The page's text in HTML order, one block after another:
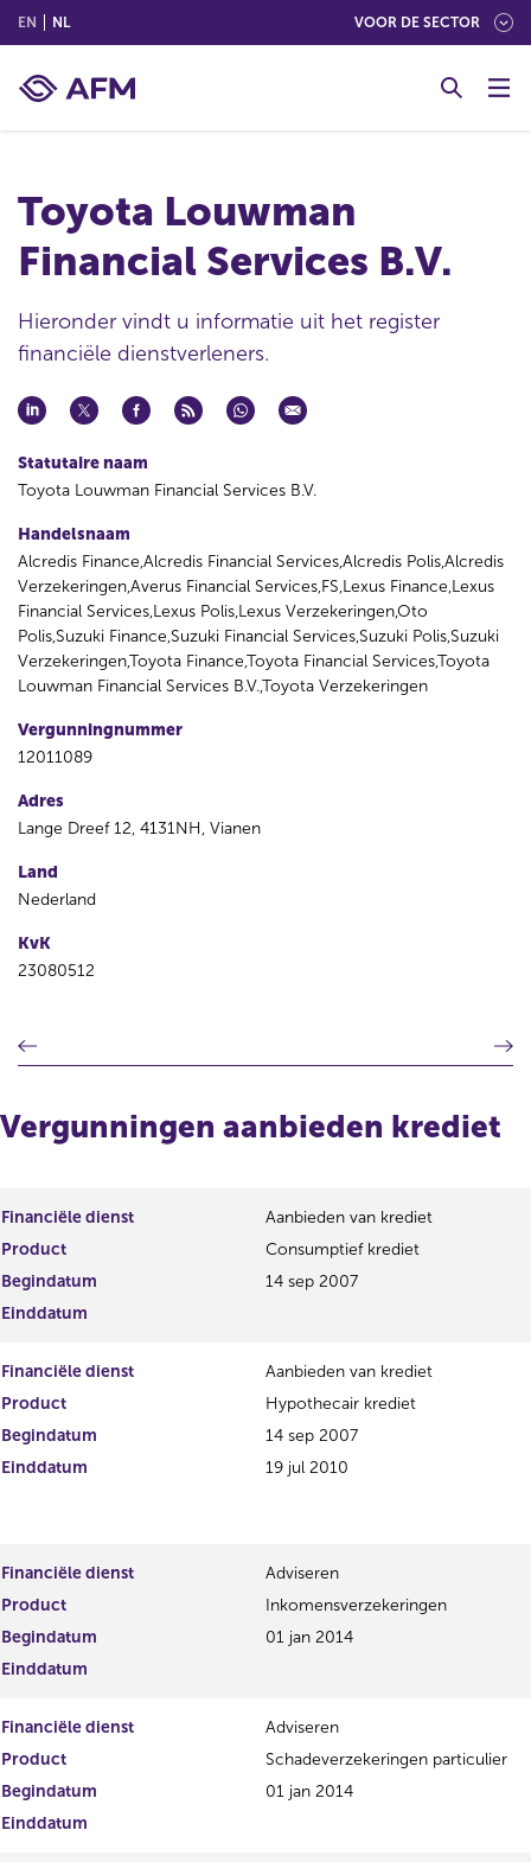
EN (ENGLISH)
NL(NEDERLANDS (NEDERLAND)) VOOR DE SECTOR
Toyota Louwman
Financial Services B.V.
Hieronder vindt u informatie uit het register
financiële dienstverleners.
Statutaire naam
Toyota Louwman Financial Services B.V.
Handelsnaam
Alcredis Finance,Alcredis Financial Services,Alcredis Polis,Alcredis
Verzekeringen,Averus Financial Services,FS,Lexus Finance,Lexus
Financial Services,Lexus Polis,Lexus Verzekeringen,Oto
Polis,Suzuki Finance,Suzuki Financial Services,Suzuki Polis,Suzuki
Verzekeringen,Toyota Finance,Toyota Financial Services,Toyota
Louwman Financial Services B.V.,Toyota Verzekeringen
Vergunningnummer
12011089
Adres
Lange Dreef 12, 4131NH, Vianen
Land
Nederland
KvK
23080512
o
i
g
e
i
s
t
r
e
s
u
l
t
V
o
g
e
Vergunningen aanbieden krediet
Financiële dienst
Aanbieden van krediet
Product
Consumptief krediet
Begindatum
14 sep 2007
Einddatum
Financiële dienst
Aanbieden van krediet
Product
Hypothecair krediet
Begindatum
14 sep 2007
Einddatum
19 jul 2010
Financiële dienst
Adviseren
Product
Inkomensverzekeringen
Begindatum
01 jan 2014
Einddatum
Financiële dienst
Adviseren
Product
Schadeverzekeringen particulier
Begindatum
01 jan 2014
Einddatum